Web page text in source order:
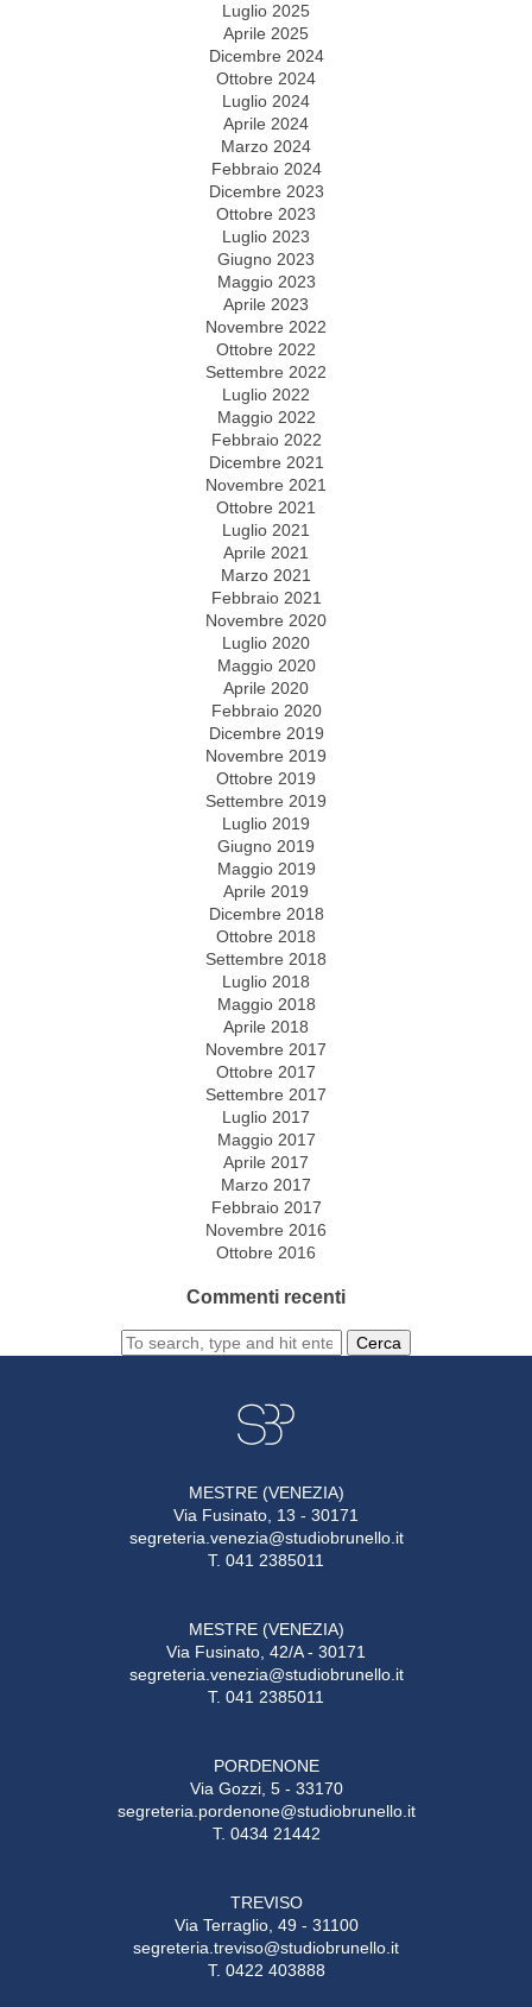
Luglio 2025
Aprile 2025
Dicembre 2024
Ottobre 2024
Luglio 2024
Aprile 2024
Marzo 2024
Febbraio 2024
Dicembre 2023
Ottobre 2023
Luglio 2023
Giugno 2023
Maggio 2023
Aprile 2023
Novembre 2022
Ottobre 2022
Settembre 2022
Luglio 2022
Maggio 2022
Febbraio 2022
Dicembre 2021
Novembre 2021
Ottobre 2021
Luglio 2021
Aprile 2021
Marzo 2021
Febbraio 2021
Novembre 2020
Luglio 2020
Maggio 2020
Aprile 2020
Febbraio 2020
Dicembre 2019
Novembre 2019
Ottobre 2019
Settembre 2019
Luglio 2019
Giugno 2019
Maggio 2019
Aprile 2019
Dicembre 2018
Ottobre 2018
Settembre 2018
Luglio 2018
Maggio 2018
Aprile 2018
Novembre 2017
Ottobre 2017
Settembre 2017
Luglio 2017
Maggio 2017
Aprile 2017
Marzo 2017
Febbraio 2017
Novembre 2016
Ottobre 2016
Commenti recenti
Cerca
MESTRE (VENEZIA)
Via Fusinato, 13 - 30171
segreteria.venezia@studiobrunello.it
T. 041 2385011
MESTRE (VENEZIA)
Via Fusinato, 42/A - 30171
segreteria.venezia@studiobrunello.it
T. 041 2385011
PORDENONE
Via Gozzi, 5 - 33170
segreteria.pordenone@studiobrunello.it
T. 0434 21442
TREVISO
Via Terraglio, 49 - 31100
segreteria.treviso@studiobrunello.it
T. 0422 403888